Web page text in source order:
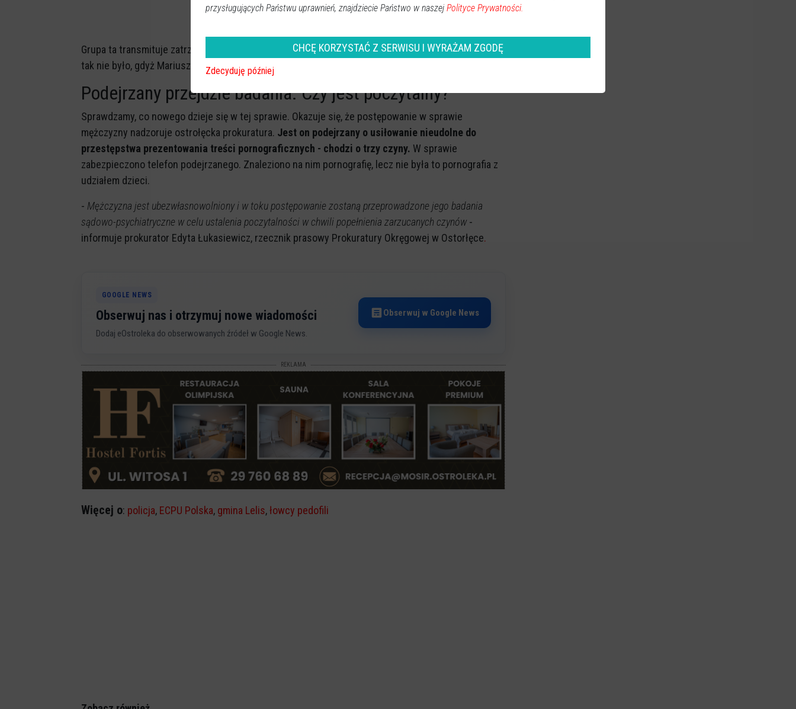
Grupa ta transmituje zatrzymania na żywo, pokazując wizerunek sprawców. W tym przypadku jednak
tak nie było, gdyż Mariusz z gminy Lelis jest osobą ubezwłasnowolnioną.
Podejrzany przejdzie badania. Czy jest poczytalny?
Sprawdzamy, co nowego dzieje się w tej sprawie. Okazuje się, że postępowanie w sprawie
mężczyzny nadzoruje ostrołęcka prokuratura. Jest on podejrzany o usiłowanie nieudolne do
przestępstwa prezentowania treści pornograficznych - chodzi o trzy czyny. W sprawie
zabezpieczono telefon podejrzanego. Znaleziono na nim pornografię, lecz nie była to pornografia z
udziałem dzieci.
- Mężczyzna jest ubezwłasnowolniony i w toku postępowanie zostaną przeprowadzone jego badania
sądowo-psychiatryczne w celu ustalenia poczytalności w chwili popełnienia zarzucanych czynów -
informuje prokurator Edyta Łukasiewicz, rzecznik prasowy Prokuratury Okręgowej w Ostorłęce.
GOOGLE NEWS
Obserwuj nas i otrzymuj nowe wiadomości
Dodaj eOstroleka do obserwowanych źródeł w Google News.
Obserwuj w Google News
REKLAMA
Więcej o: policja, ECPU Polska, gmina Lelis,łowcy pedofili
przysługujących Państwu uprawnień, znajdziecie Państwo w naszej Polityce Prywatności.
CHCĘ KORZYSTAĆ Z SERWISU I WYRAŻAM ZGODĘ
Zdecyduję później